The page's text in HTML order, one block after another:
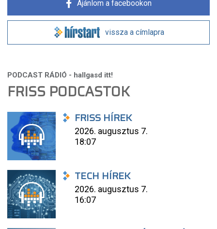
Ajánlom a facebookon
vissza a címlapra
FRISS PODCASTOK
FRISS HÍREK
2026. augusztus 7.
18:07
TECH HÍREK
2026. augusztus 7.
16:07